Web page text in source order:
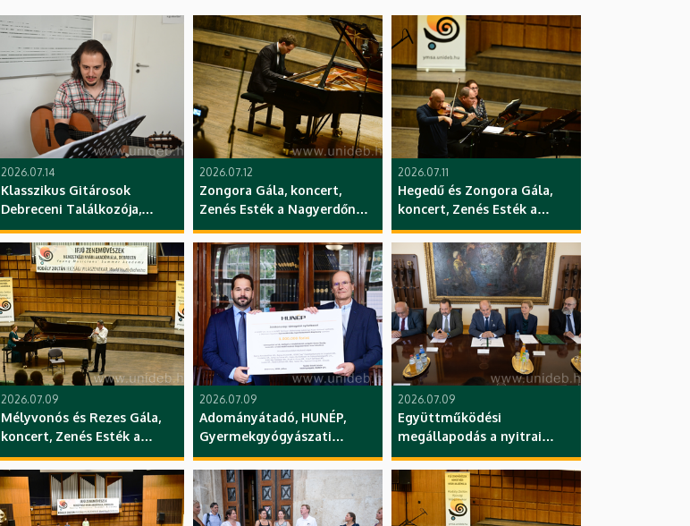
2026.07.14
Klasszikus Gitárosok
Debreceni Találkozója,
kurzus, ZK, DE
2026.07.12
Zongora Gála, koncert,
Zenés Esték a Nagyerdőn
hangversenysorozat, YMSA,
ZK, DE
2026.07.11
Hegedű és Zongora Gála,
koncert, Zenés Esték a
Nagyerdőn
hangversenysorozat, YMSA,
ZK, DE
2026.07.09
Mélyvonós és Rezes Gála,
koncert, Zenés Esték a
Nagyerdőn
hangversenysorozat, YMSA,
ZK, DE
2026.07.09
Adományátadó, HUNÉP,
Gyermekgyógyászati
Klinika, KK, DE
2026.07.09
Együttműködési
megállapodás a nyitrai
Szlovák Mezőgazdasági
Egyetemmel